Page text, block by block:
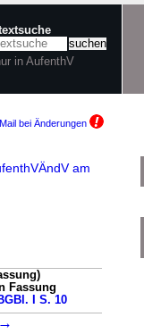
in AufenthV
Mail bei Änderungen
am
Fassung
I S. 10
→